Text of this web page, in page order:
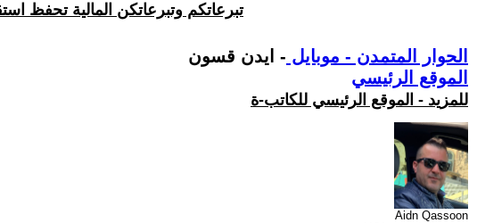
تبرعاتكم وتبرعاتكن المالية تحفظ
الحوار المتمدن - موبايل - ايدن قسون
الموقع الرئيسي
للمزيد - الموقع الرئيسي للكاتب-ة
Aidn Qassoon